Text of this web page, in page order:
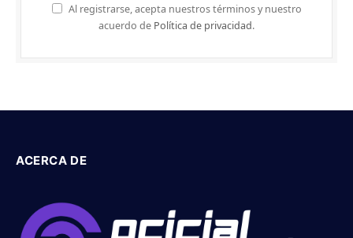
Al registrarse, acepta nuestros términos y nuestro
acuerdo de Política de privacidad.
ACERCA DE